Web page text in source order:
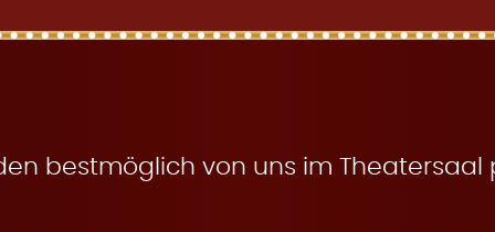
bestmöglich von uns im Theatersaal